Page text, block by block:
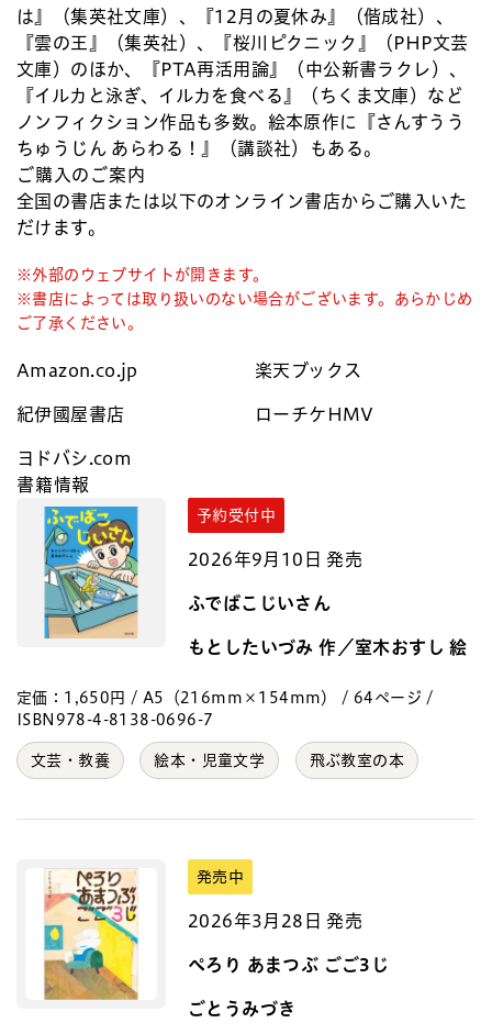
は』（集英社文庫）、『12月の夏休み』（偕成社）、
『雲の王』（集英社）、『桜川ピクニック』（PHP文芸
文庫）のほか、『PTA再活用論』（中公新書ラクレ）、
『イルカと泳ぎ、イルカを食べる』（ちくま文庫）など
ノンフィクション作品も多数。絵本原作に『さんすうう
ちゅうじん あらわる！』（講談社）もある。
ご購入のご案内
全国の書店または以下のオンライン書店からご購入いた
だけます。
※外部のウェブサイトが開きます。
※書店によっては取り扱いのない場合がございます。あらかじめ
ご了承ください。
Amazon.co.jp 楽天ブックス
紀伊國屋書店 ローチケHMV
ヨドバシ.com
書籍情報
予約受付中
2026年9月10日 発売
ふでばこじいさん
もとしたいづみ 作／室木おすし 絵
定価：1,650円 / A5（216mm×154mm） / 64ページ /
ISBN978-4-8138-0696-7
文芸・教養 絵本・児童文学 飛ぶ教室の本
発売中
2026年3月28日 発売
ぺろり あまつぶ ごご3じ
ごとうみづき